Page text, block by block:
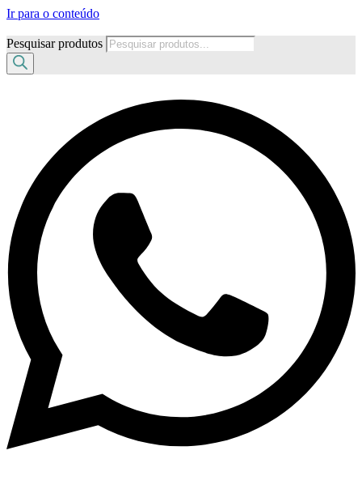
Ir para o conteúdo
Pesquisar produtos